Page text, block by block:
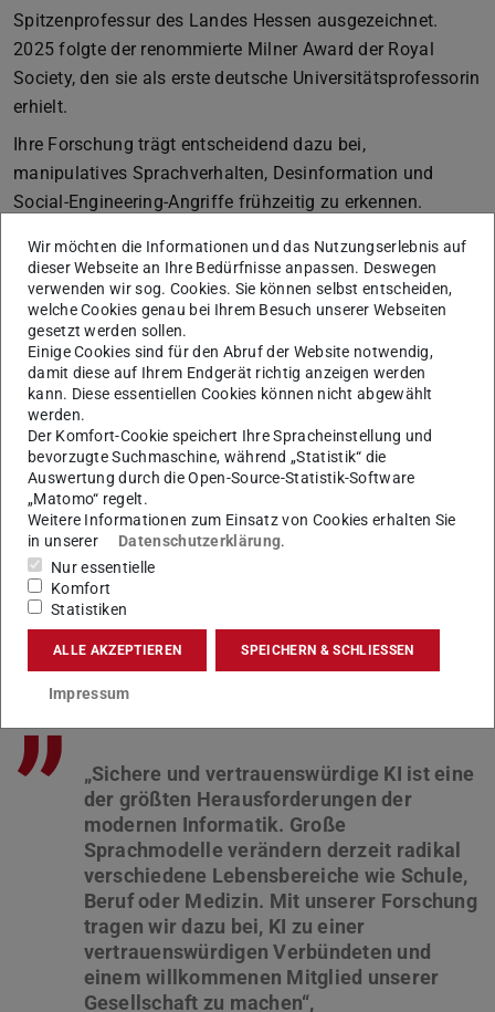
Spitzenprofessur des Landes Hessen ausgezeichnet.
2025 folgte der renommierte Milner Award der Royal
Society, den sie als erste deutsche Universitätsprofessorin
erhielt.
Ihre Forschung trägt entscheidend dazu bei,
manipulatives Sprachverhalten, Desinformation und
Social-Engineering-Angriffe frühzeitig zu erkennen.
dem Schutz menschlicher Wahrnehmung und
Entscheidungsfindung vor gezielter Beeinflussung
beschäftigt, bieten ihre Arbeiten die methodische
Grundlage, um narrative Angriffe, gezielte Irreführung und
psychologische Manipulation in digitalen Räumen zu
identifizieren und abzuwehren. Ihre Forschung schafft
damit einen wichtigen Brückenschlag zwischen
technischer Cybersicherheit und dem Schutz der
menschlichen Informationsverarbeitung.
Im Rahmen der ATHENE Distinguished Professorship wird
sich Gurevych unter anderem mit Fragen der Erklärbarkeit
und Steuerung von großen Sprachmodellen, der sicheren
Kooperation zwischen Menschen und KI sowie mit der
automatisierten Erkennung multimodaler
Desinformationen beschäftigen.
”
„Sichere und vertrauenswürdige KI ist eine
der größten Herausforderungen der
modernen Informatik. Große
Sprachmodelle verändern derzeit radikal
verschiedene Lebensbereiche wie Schule,
Beruf oder Medizin. Mit unserer Forschung
tragen wir dazu bei, KI zu einer
vertrauenswürdigen Verbündeten und
einem willkommenen Mitglied unserer
Wir möchten die Informationen und das Nutzungserlebnis auf
dieser Webseite an Ihre Bedürfnisse anpassen. Deswegen
verwenden wir sog. Cookies. Sie können selbst entscheiden,
welche Cookies genau bei Ihrem Besuch unserer Webseiten
gesetzt werden sollen.
Einige Cookies sind für den Abruf der Website notwendig,
damit diese auf Ihrem Endgerät richtig anzeigen werden
kann. Diese essentiellen Cookies können nicht abgewählt
werden.
Der Komfort-Cookie speichert Ihre Spracheinstellung und
bevorzugte Suchmaschine, während „Statistik“ die
Auswertung durch die Open-Source-Statistik-Software
„Matomo“ regelt.
Weitere Informationen zum Einsatz von Cookies erhalten Sie
in unserer
Datenschutzerklärung.
Nur essentielle
Komfort
Statistiken
ALLE AKZEPTIEREN SPEICHERN & SCHLIESSEN
Impressum